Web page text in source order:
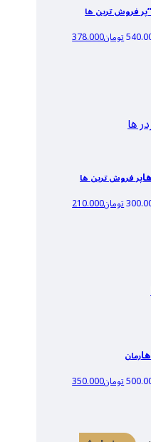
پر فروش ترین ها
تومان378.000
پر فروش ترین ها
تومان210.000
رمان
تومان350.000